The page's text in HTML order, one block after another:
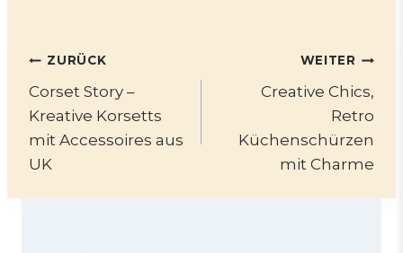
Beitragsnavigation
ZURÜCK
Corset Story –
Kreative Korsetts
mit Accessoires aus
UK
WEITER
Creative Chics,
Retro
Küchenschürzen
mit Charme